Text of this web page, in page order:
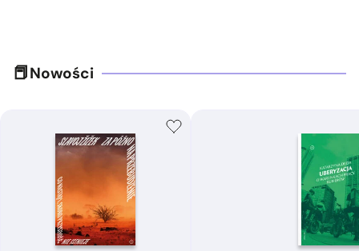
Nowości